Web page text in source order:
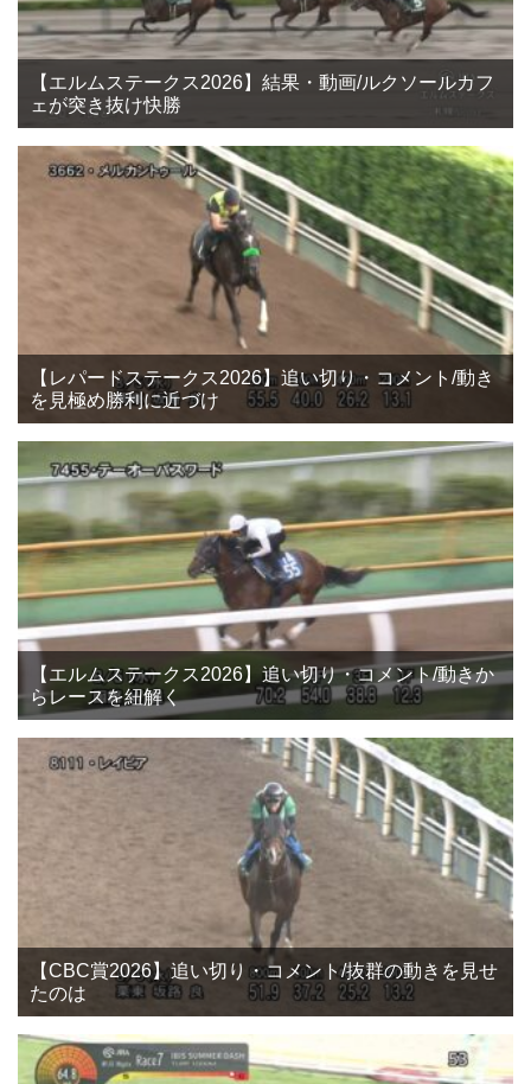
【エルムステークス2026】結果・動画/ルクソールカフ
ェが突き抜け快勝
【レパードステークス2026】追い切り・コメント/動き
を見極め勝利に近づけ
【エルムステークス2026】追い切り・コメント/動きか
らレースを紐解く
【CBC賞2026】追い切り・コメント/抜群の動きを見せ
たのは